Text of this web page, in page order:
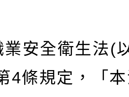
業安全衛生法(
4條規定，「